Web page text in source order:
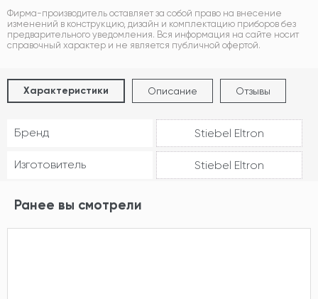
Фирма-производитель оставляет за собой право на внесение
изменений в конструкцию, дизайн и комплектацию приборов без
предварительного уведомления. Вся информация на сайте носит
справочный характер и не является публичной офертой.
Характеристики Описание Отзывы
Бренд Stiebel Eltron
Изготовитель Stiebel Eltron
Ранее вы смотрели